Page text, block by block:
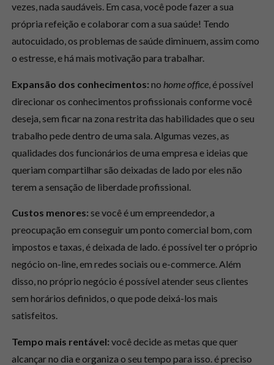
vezes, nada saudáveis. Em casa, você pode fazer a sua
própria refeição e colaborar com a sua saúde! Tendo
autocuidado, os problemas de saúde diminuem, assim como
o estresse, e há mais motivação para trabalhar.
Expansão dos conhecimentos: no home office, é possível
direcionar os conhecimentos profissionais conforme você
deseja, sem ficar na zona restrita das habilidades que o seu
trabalho pede dentro de uma sala. Algumas vezes, as
qualidades dos funcionários de uma empresa e ideias que
queriam compartilhar são deixadas de lado por eles não
terem a sensação de liberdade profissional.
Custos menores: se você é um empreendedor, a
preocupação em conseguir um ponto comercial bom, com
impostos e taxas, é deixada de lado. é possível ter o próprio
negócio on-line, em redes sociais ou e-commerce. Além
disso, no próprio negócio é possível atender seus clientes
sem horários definidos, o que pode deixá-los mais
satisfeitos.
Tempo mais rentável: você decide as metas que quer
alcançar no dia e organiza o seu tempo para isso. é preciso